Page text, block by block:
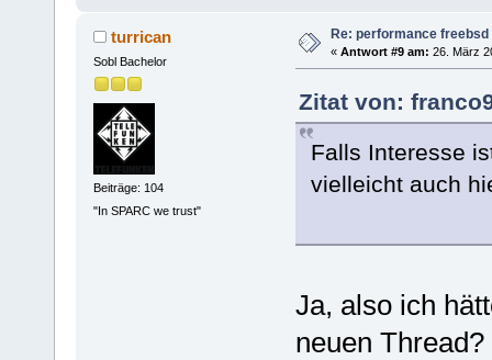
turrican
Sobl Bachelor
Beiträge: 104
"In SPARC we trust"
Re: performance
« Antwort #9 am: 26. März
Zitat von:
Falls Interesse
vielleicht auch
Ja, also ich
neuen Thread?